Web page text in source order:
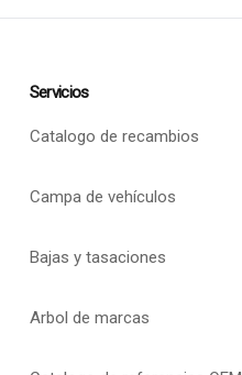
Servicios
Catalogo de recambios
Campa de vehículos
Bajas y tasaciones
Arbol de marcas